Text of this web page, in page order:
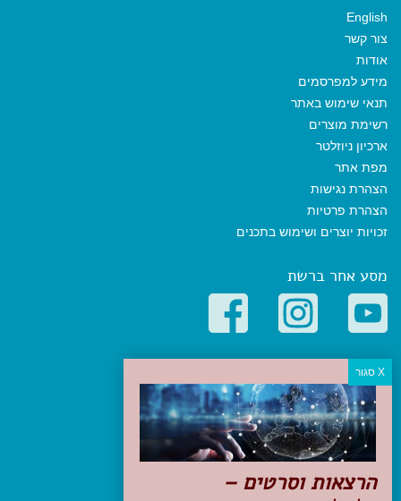
English
צור קשר
אודות
מידע למפרסמים
תנאי שימוש באתר
רשימת מוצרים
ארכיון ניוזלטר
מפת אתר
הצהרת נגישות
הצהרת פרטיות
זכויות יוצרים ושימוש בתכנים
מסע אחר ברשת
קטגוריות פופולריות
יעדים
טיולים בישראל
מלונות בוטיק בישראל
טיפים והמלצות
הכנות לנסיעה
הרצאות וסרטים –